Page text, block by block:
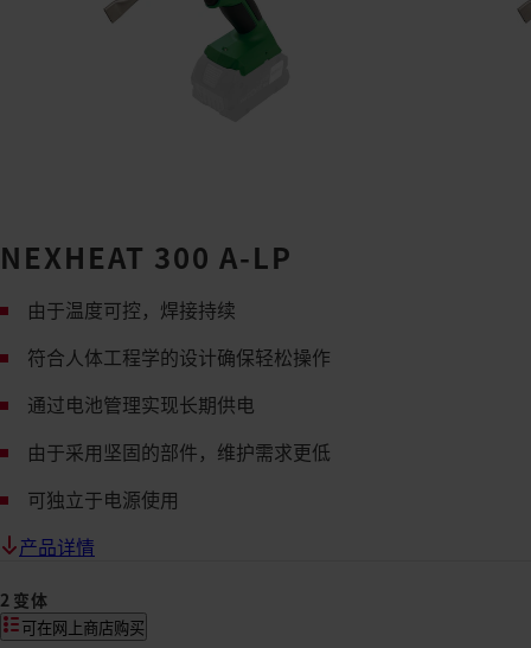
NEXHEAT 300 A-LP
由于温度可控，焊接持续
符合人体工程学的设计确保轻松操作
通过电池管理实现长期供电
由于采用坚固的部件，维护需求更低
可独立于电源使用
产品详情
2 变体
可在网上商店购买